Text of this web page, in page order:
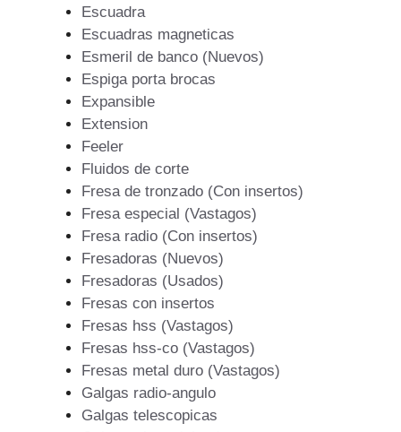
Escuadra
Escuadras magneticas
Esmeril de banco (Nuevos)
Espiga porta brocas
Expansible
Extension
Feeler
Fluidos de corte
Fresa de tronzado (Con insertos)
Fresa especial (Vastagos)
Fresa radio (Con insertos)
Fresadoras (Nuevos)
Fresadoras (Usados)
Fresas con insertos
Fresas hss (Vastagos)
Fresas hss-co (Vastagos)
Fresas metal duro (Vastagos)
Galgas radio-angulo
Galgas telescopicas